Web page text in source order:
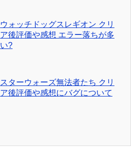
ウォッチドッグスレギオン クリ
ア後評価や感想 エラー落ちが多
い?
スターウォーズ無法者たち クリ
ア後評価や感想にバグについて